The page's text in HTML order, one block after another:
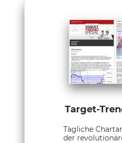
Target-
Tägliche
der